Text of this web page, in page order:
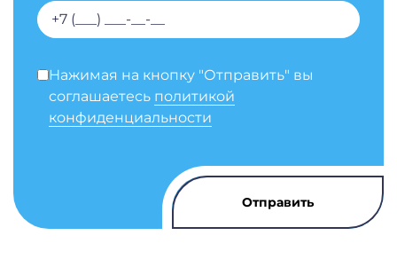
Нажимая на кнопку "Отправить" вы
соглашаетесь политикой
конфиденциальности